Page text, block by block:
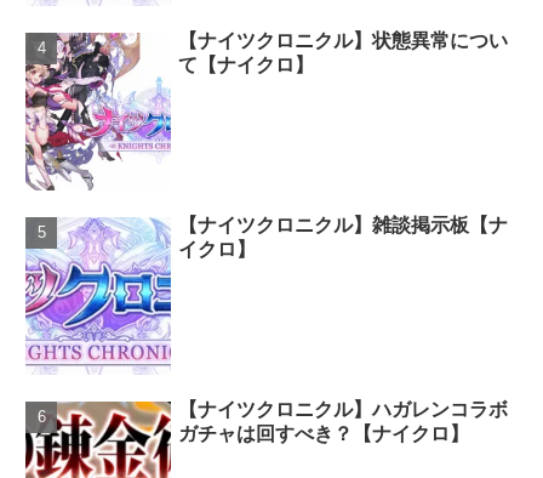
【ナイツクロニクル】状態異常につい
て【ナイクロ】
【ナイツクロニクル】雑談掲示板【ナ
イクロ】
【ナイツクロニクル】ハガレンコラボ
ガチャは回すべき？【ナイクロ】